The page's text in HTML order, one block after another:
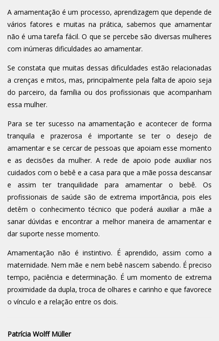
A amamentação é um processo, aprendizagem que depende de
vários fatores e muitas na prática, sabemos que amamentar
não é uma tarefa fácil. O que se percebe são diversas mulheres
com inúmeras dificuldades ao amamentar.
Se constata que muitas dessas dificuldades estão relacionadas
a crenças e mitos, mas, principalmente pela falta de apoio seja
do parceiro, da família ou dos profissionais que acompanham
essa mulher.
Para se ter sucesso na amamentação e acontecer de forma
tranquila e prazerosa é importante se ter o desejo de
amamentar e se cercar de pessoas que apoiam esse momento
e as decisões da mulher. A rede de apoio pode auxiliar nos
cuidados com o bebê e a casa para que a mãe possa descansar
e assim ter tranquilidade para amamentar o bebê. Os
profissionais de saúde são de extrema importância, pois eles
detêm o conhecimento técnico que poderá auxiliar a mãe a
sanar dúvidas e encontrar a melhor maneira de amamentar e
dar suporte nesse momento.
Amamentação não é instintivo. É aprendido, assim como a
maternidade. Nem mãe e nem bebê nascem sabendo. É preciso
tempo, paciência e determinação. É um momento de extrema
proximidade da dupla, troca de olhares e carinho e que favorece
o vínculo e a relação entre os dois.
Patrícia Wolff Müller